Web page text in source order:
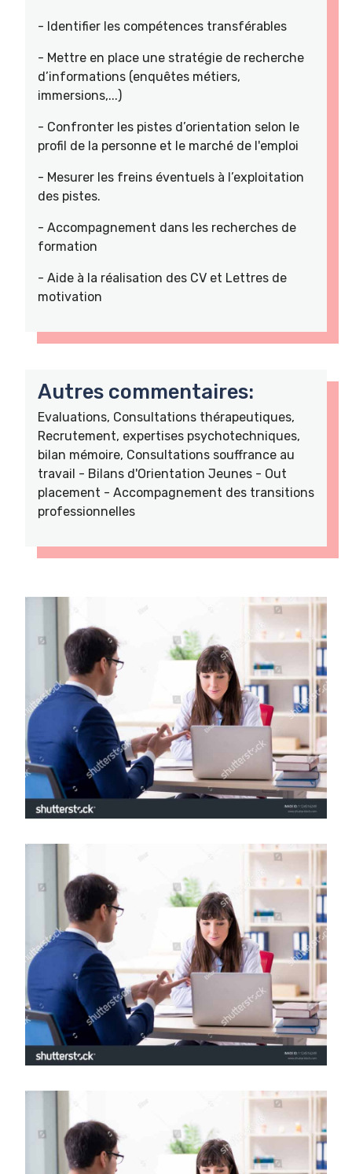
- Identifier les compétences transférables
- Mettre en place une stratégie de recherche
d’informations (enquêtes métiers,
immersions,...)
- Confronter les pistes d’orientation selon le
profil de la personne et le marché de l'emploi
- Mesurer les freins éventuels à l’exploitation
des pistes.
- Accompagnement dans les recherches de
formation
- Aide à la réalisation des CV et Lettres de
motivation
Autres commentaires:
Evaluations, Consultations thérapeutiques,
Recrutement, expertises psychotechniques,
bilan mémoire, Consultations souffrance au
travail - Bilans d'Orientation Jeunes - Out
placement - Accompagnement des transitions
professionnelles